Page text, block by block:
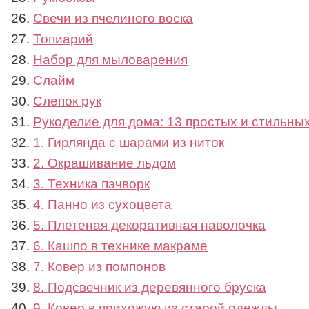
Свечи из пчелиного воска
Топиарий
Набор для мыловарения
Слайм
Слепок рук
Рукоделие для дома: 13 простых и
1. Гирлянда с шарами из ниток
2. Окрашивание льдом
3. Техника пэчворк
4. Панно из сухоцвета
5. Плетеная декоративная наволочка
6. Кашпо в технике макраме
7. Ковер из помпонов
8. Подсвечник из деревянного бруска